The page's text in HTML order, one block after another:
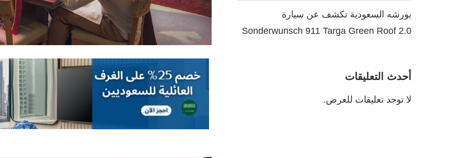
بورشه السعودية تكشف عن سيارة
Sonderwunsch 911 Targa Green Roof 2.0
أحدث التعليقات
لا توجد تعليقات للعرض.